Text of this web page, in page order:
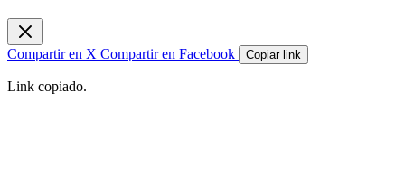
Compartir en X Compartir en Facebook Copiar link
Link copiado.